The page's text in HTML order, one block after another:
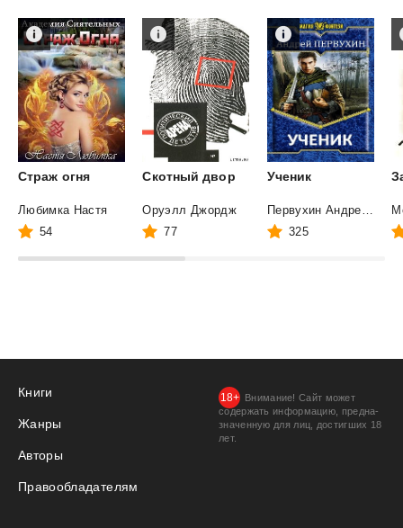
Страж огня
Любимка Настя
54
Скотный двор
Оруэлл Джордж
77
Ученик
325
Книги
Жанры
Авторы
Правообладателям
Внимание! Сайт может
содержать информацию, предна­
значенную для лиц, дости­гших 18
лет.